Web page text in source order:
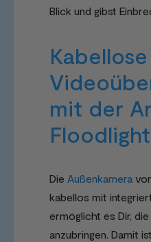
Blick und gibst
Kabellose
mit der
Floodlight
Die Außenkamera
kabellos mit
ermöglicht es Dir,
anzubringen. Damit